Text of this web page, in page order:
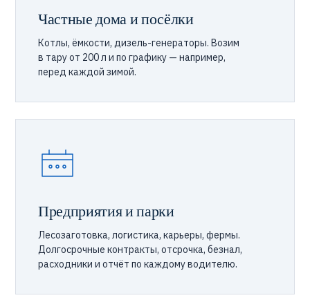
Частные дома и посёлки
Котлы, ёмкости, дизель-генераторы. Возим
в тару от 200 л и по графику — например,
перед каждой зимой.
Предприятия и парки
Лесозаготовка, логистика, карьеры, фермы.
Долгосрочные контракты, отсрочка, безнал,
расходники и отчёт по каждому водителю.